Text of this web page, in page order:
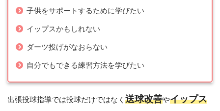
子供をサポートするために学びたい
イップスかもしれない
ダーツ投げがなおらない
自分でもできる練習方法を学びたい
出張投球指導では投球だけではなく 送球改善やイップス